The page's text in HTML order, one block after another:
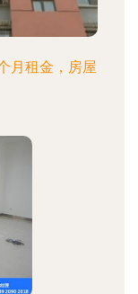
月租金，房屋